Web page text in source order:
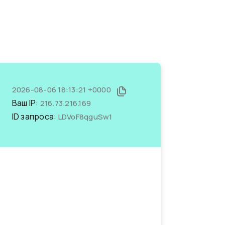
2026-08-06 18:13:21 +0000
Ваш IP: 216.73.216.169
ID запроса: LDVoF8qguSw1